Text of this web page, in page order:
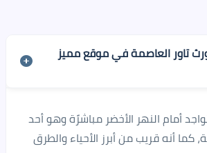
يقع مول 31 نورث تاور العاصمة في موقع مميز
أمام النهر الأخضر مباشرًة وهو أحد
كما أنه قريب من أبرز الأحياء والطرق